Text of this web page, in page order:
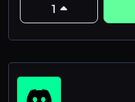
El server realiza
-Charlar de todo con
-Hechar chismesito 🤐
-Participar en eventos
1